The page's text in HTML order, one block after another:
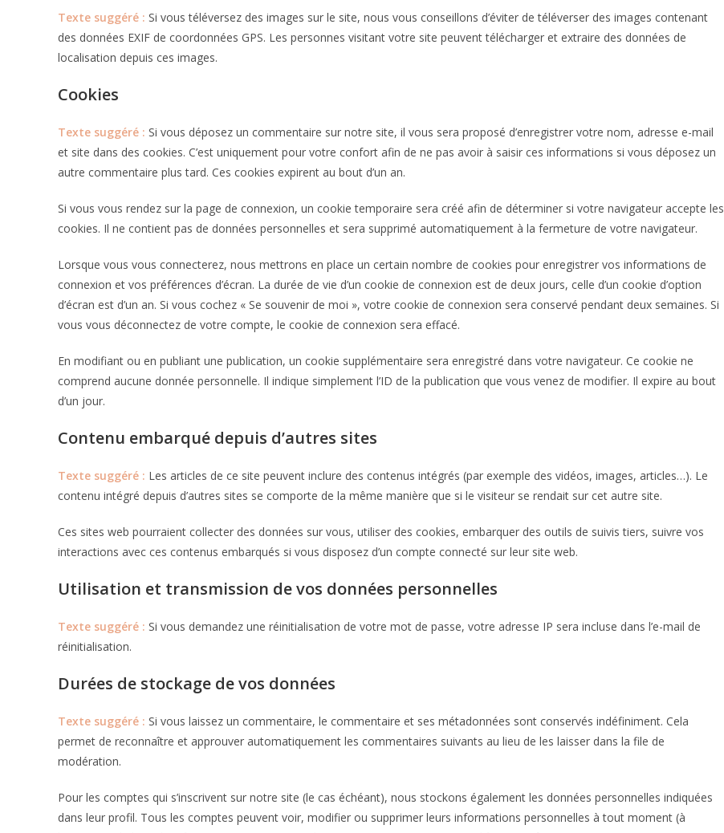
Texte suggéré : Si vous téléversez des images sur le site, nous vous conseillons d’éviter de téléverser des images contenant
des données EXIF de coordonnées GPS. Les personnes visitant votre site peuvent télécharger et extraire des données de
localisation depuis ces images.
Cookies
Texte suggéré : Si vous déposez un commentaire sur notre site, il vous sera proposé d’enregistrer votre nom, adresse e-mail
et site dans des cookies. C’est uniquement pour votre confort afin de ne pas avoir à saisir ces informations si vous déposez un
autre commentaire plus tard. Ces cookies expirent au bout d’un an.
Si vous vous rendez sur la page de connexion, un cookie temporaire sera créé afin de déterminer si votre navigateur accepte les
cookies. Il ne contient pas de données personnelles et sera supprimé automatiquement à la fermeture de votre navigateur.
Lorsque vous vous connecterez, nous mettrons en place un certain nombre de cookies pour enregistrer vos informations de
connexion et vos préférences d’écran. La durée de vie d’un cookie de connexion est de deux jours, celle d’un cookie d’option
d’écran est d’un an. Si vous cochez « Se souvenir de moi », votre cookie de connexion sera conservé pendant deux semaines. Si
vous vous déconnectez de votre compte, le cookie de connexion sera effacé.
En modifiant ou en publiant une publication, un cookie supplémentaire sera enregistré dans votre navigateur. Ce cookie ne
comprend aucune donnée personnelle. Il indique simplement l’ID de la publication que vous venez de modifier. Il expire au bout
d’un jour.
Contenu embarqué depuis d’autres sites
Texte suggéré : Les articles de ce site peuvent inclure des contenus intégrés (par exemple des vidéos, images, articles…). Le
contenu intégré depuis d’autres sites se comporte de la même manière que si le visiteur se rendait sur cet autre site.
Ces sites web pourraient collecter des données sur vous, utiliser des cookies, embarquer des outils de suivis tiers, suivre vos
interactions avec ces contenus embarqués si vous disposez d’un compte connecté sur leur site web.
Utilisation et transmission de vos données personnelles
Texte suggéré : Si vous demandez une réinitialisation de votre mot de passe, votre adresse IP sera incluse dans l’e-mail de
réinitialisation.
Durées de stockage de vos données
Texte suggéré : Si vous laissez un commentaire, le commentaire et ses métadonnées sont conservés indéfiniment. Cela
permet de reconnaître et approuver automatiquement les commentaires suivants au lieu de les laisser dans la file de
modération.
Pour les comptes qui s’inscrivent sur notre site (le cas échéant), nous stockons également les données personnelles indiquées
dans leur profil. Tous les comptes peuvent voir, modifier ou supprimer leurs informations personnelles à tout moment (à